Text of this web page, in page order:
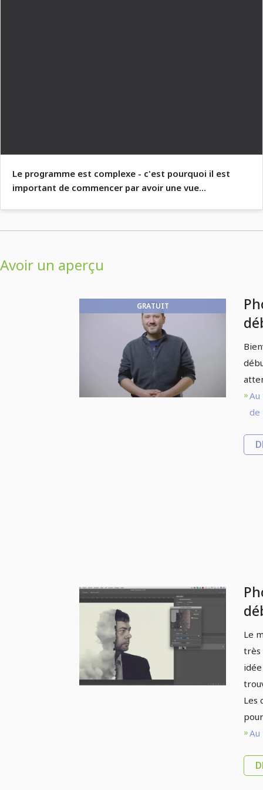
Le programme est complexe - c'est pourquoi il est
important de commencer par avoir une vue
Avoir un aperçu
GRATUIT
de
Le
très
Les